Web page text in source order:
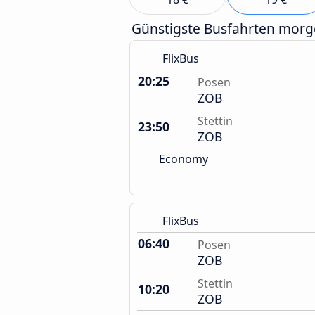
Günstigste Busfahrten
FlixBus
20:25 Posen
ZOB
23:50
Stettin
ZOB
Economy
FlixBus
06:40 Posen
ZOB
10:20
Stettin
ZOB